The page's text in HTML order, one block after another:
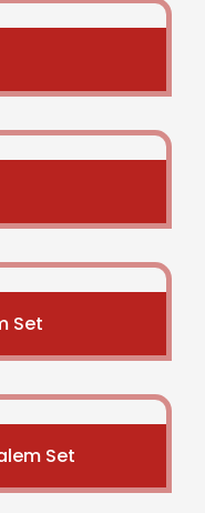
Set
Set